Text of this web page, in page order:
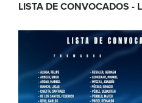
LISTA DE CONVOCADOS -